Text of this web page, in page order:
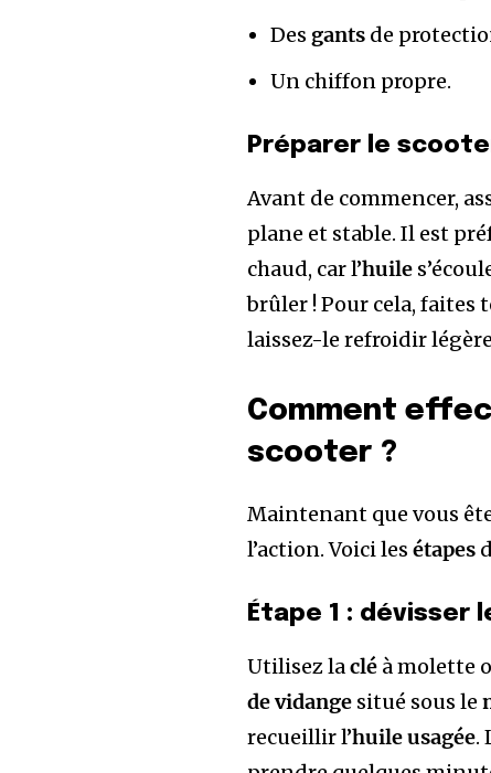
Des gants de
Un chiffon propre.
Préparer le
Avant de commencer,
plane et stable. Il est
chaud, car l’huile
brûler ! Pour cela, faites
laissez-le refroidir
Comment
scooter ?
Maintenant que vous
l’action. Voici lesétapes
Étape 1 : dévisser
Utilisez laclé à molette
de vidange situé sous le
recueillir l’huile usagée.